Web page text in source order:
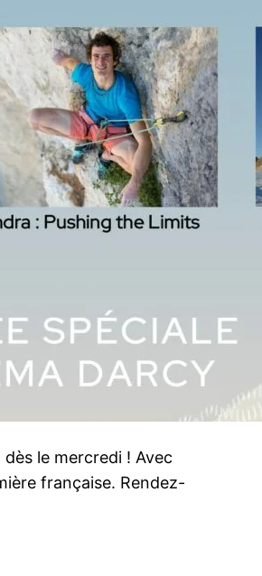
le mercredi ! Avec
française. Rendez-